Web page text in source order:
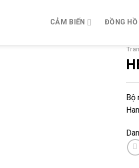
CẢM BIẾN ĐỒNG
Bộ